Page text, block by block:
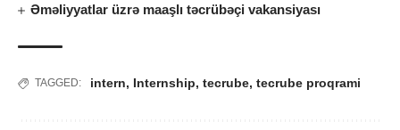
Əməliyyatlar üzrə maaşlı təcrübəçi vakansiyası
TAGGED: intern, Internship, tecrube, tecrube proqrami